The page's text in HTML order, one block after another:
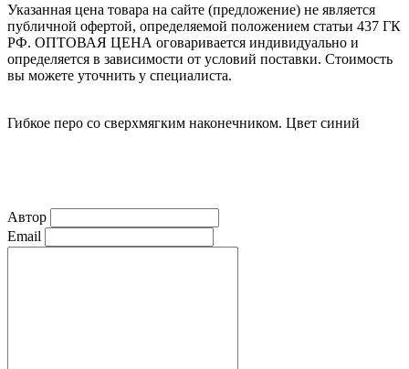
Указанная цена товара на сайте (предложение) не является
публичной офертой, определяемой положением статьи 437 ГК
РФ. ОПТОВАЯ ЦЕНА оговаривается индивидуально и
определяется в зависимости от условий поставки. Стоимость
вы можете уточнить у специалиста.
Гибкое перо со сверхмягким наконечником. Цвет синий
Автор
Email